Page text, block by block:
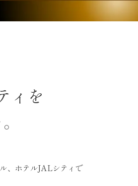
ィを
、ホテルJALシティで